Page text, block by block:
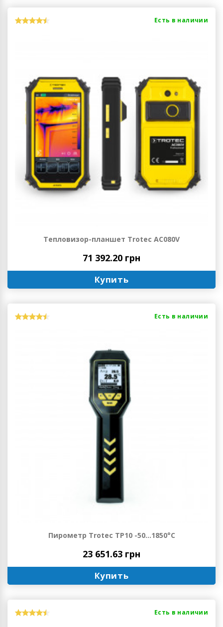
Есть в наличии
Тепловизор-планшет Trotec AC080V
71 392.20 грн
Купить
Есть в наличии
Пирометр Trotec TP10 -50...1850°C
23 651.63 грн
Купить
Есть в наличии